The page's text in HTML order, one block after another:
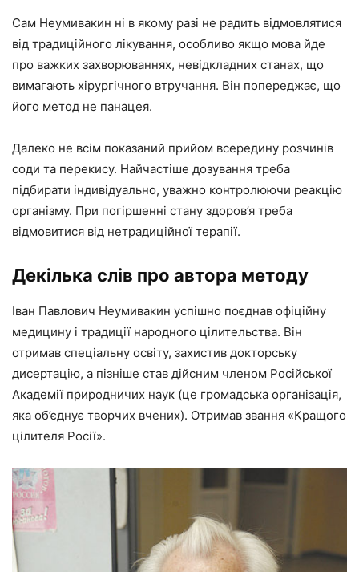
Сам Неумивакин ні в якому разі не радить відмовлятися
від традиційного лікування, особливо якщо мова йде
про важких захворюваннях, невідкладних станах, що
вимагають хірургічного втручання. Він попереджає, що
його метод не панацея.
Далеко не всім показаний прийом всередину розчинів
соди та перекису. Найчастіше дозування треба
підбирати індивідуально, уважно контролюючи реакцію
організму. При погіршенні стану здоров’я треба
відмовитися від нетрадиційної терапії.
Декілька слів про автора методу
Іван Павлович Неумивакин успішно поєднав офіційну
медицину і традиції народного цілительства. Він
отримав спеціальну освіту, захистив докторську
дисертацію, а пізніше став дійсним членом Російської
Академії природничих наук (це громадська організація,
яка об’єднує творчих вчених). Отримав звання «Кращого
цілителя Росії».